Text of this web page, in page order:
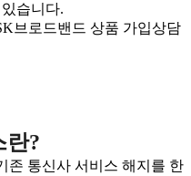
습니다.
브로드밴드 상품 가입상담
란?
존 통신사 서비스 해지를 한